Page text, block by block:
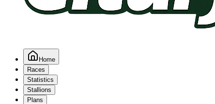
Home
Races
Statistics
Stallions
Plans